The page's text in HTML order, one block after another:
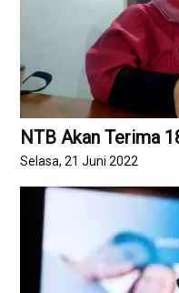
NTB Akan Terima
Selasa, 21 Juni 2022